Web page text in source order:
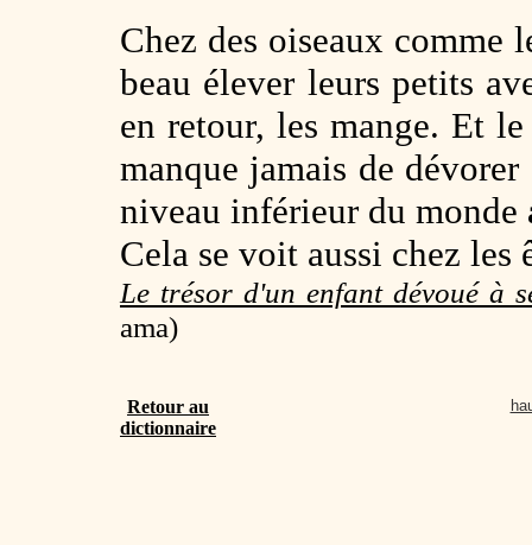
Chez des oiseaux comme
beau élever leurs petits
en retour, les mange. Et
manque jamais de
niveau inférieur du monde
Cela se voit aussi chez les
Le trésor d'un enfant dévoué à
ama)
Retour au
dictionnaire